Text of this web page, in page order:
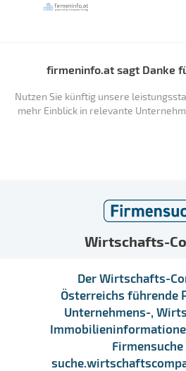
firmeninfo.at sagt Danke
Nutzen Sie künftig unsere
mehr Einblick in relevante
Wirtschafts-
Der Wirtschafts-
Österreichs führende
Unternehmens-,